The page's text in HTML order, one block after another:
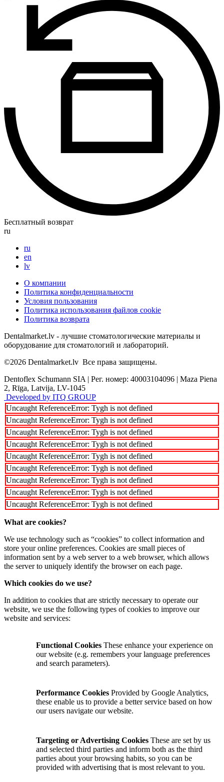
Бесплатный возврат
ru
ru
en
lv
О компании
Политика конфиденциальности
Условия пользования
Политика использования файлов cookie
Политика возврата
Dentalmarket.lv - лучшие стоматологические материалы и
оборудование для стоматологий и лабораторий.
©2026 Dentalmarket.lv Все права защищены.
Dentoflex Schumann SIA | Рег. номер: 40003104096 | Maza Piena
2, Rīga, Latvija, LV-1045
Developed by ITQ GROUP
Uncaught ReferenceError: Tygh is not defined
Uncaught ReferenceError: Tygh is not defined
Uncaught ReferenceError: Tygh is not defined
Uncaught ReferenceError: Tygh is not defined
Uncaught ReferenceError: Tygh is not defined
Uncaught ReferenceError: Tygh is not defined
Uncaught ReferenceError: Tygh is not defined
Uncaught ReferenceError: Tygh is not defined
Uncaught ReferenceError: Tygh is not defined
What are cookies?
We use technology such as “cookies” to collect information and
store your online preferences. Cookies are small pieces of
information sent by a web server to a web browser, which allows
the server to uniquely identify the browser on each page.
Which cookies do we use?
In addition to cookies that are strictly necessary to operate our
website, we use the following types of cookies to improve our
website and services:
Functional Cookies These enhance your experience on
our website (e.g. remembers your language preferences
and search parameters).
Performance Cookies Provided by Google Analytics,
these enable us to provide a better service based on how
our users navigate our website.
Targeting or Advertising Cookies These are set by us
and selected third parties and inform both as the third
parties about your browsing habits, so you can be
provided with advertising that is most relevant to you.